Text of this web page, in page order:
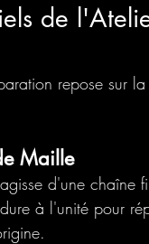
de
repose sur
Maille
d'une chaîne
à l'unité pour